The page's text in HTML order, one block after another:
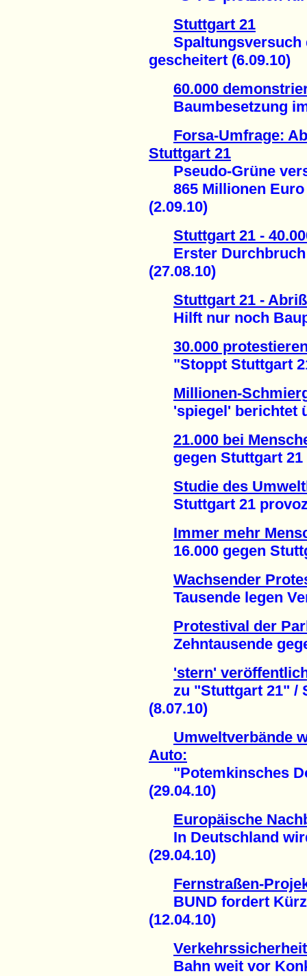
Stuttgart 21
Spaltungsversuch
gescheitert (6.09.10)
60.000
Baumbesetzung im
Forsa-Umfrage:
Stuttgart 21
Pseudo-Grüne
865 Millionen Euro
(2.09.10)
Stuttgart 21 -
Erster Durchbruch
(27.08.10)
Stuttgart 21 -
Hilft nur noch
30.000
"Stoppt Stuttgart
Millionen-
'spiegel' berichtet
21.000 bei
gegen Stuttgart 21
Studie des
Stuttgart 21
Immer mehr
16.000 gegen
Wachsender
Tausende legen
Protestival der
Zehntausende
'stern'
zu "Stuttgart 21" /
(8.07.10)
Umweltverbände
Auto:
"Potemkinsches
(29.04.10)
Europäische
In Deutschland
(29.04.10)
Fernstraßen-
BUND fordert
(12.04.10)
Verkehrssicherheit
Bahn weit vor